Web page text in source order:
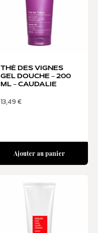
THÉ DES VIGNES
GEL DOUCHE – 200
ML – CAUDALIE
13,49€
Ajouter au panier